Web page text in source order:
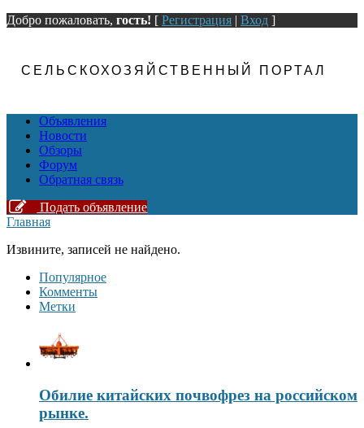
Добро пожаловать, гость! [ Регистрация | Вход ]
СЕЛЬСКОХОЗЯЙСТВЕННЫЙ ПОРТАЛ
Объявления
Новости
Обзоры
Форум
Обратная связь
Подать объявление
Главная
Извините, записей не найдено.
Популярное
Комменты
Метки
Обилие китайских почвофрез на российском
рынке.